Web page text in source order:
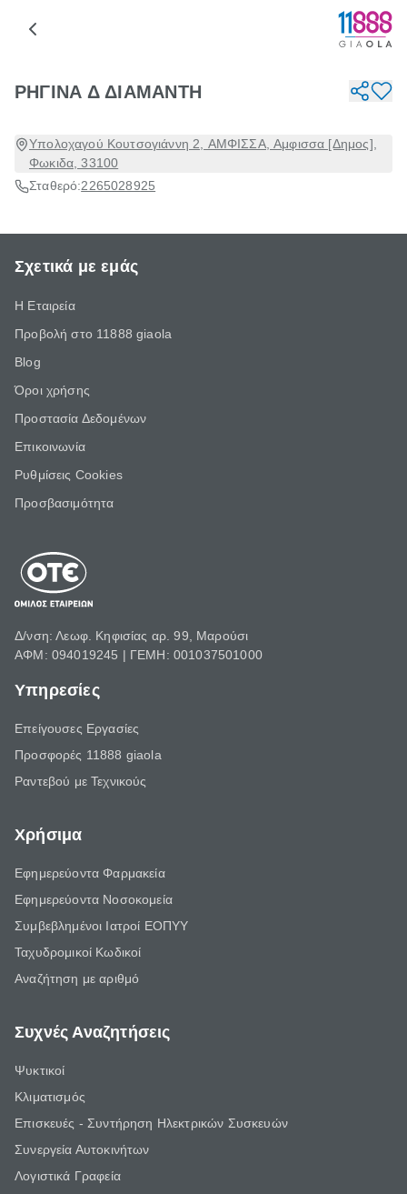
ΡΗΓΙΝΑ Δ ΔΙΑΜΑΝΤΗ
Υπολοχαγού Κουτσογιάννη 2, ΑΜΦΙΣΣΑ, Αμφισσα [Δημος],
Φωκιδα, 33100
Σταθερό:2265028925
Σχετικά με εμάς
Η Εταιρεία
Προβολή στο 11888 giaola
Blog
Όροι χρήσης
Προστασία Δεδομένων
Επικοινωνία
Ρυθμίσεις Cookies
Προσβασιμότητα
Δ/νση: Λεωφ. Κηφισίας αρ. 99, Μαρούσι
ΑΦΜ: 094019245 | ΓΕΜΗ: 001037501000
Υπηρεσίες
Επείγουσες Εργασίες
Προσφορές 11888 giaola
Ραντεβού με Τεχνικούς
Χρήσιμα
Εφημερεύοντα Φαρμακεία
Εφημερεύοντα Νοσοκομεία
Συμβεβλημένοι Ιατροί ΕΟΠΥΥ
Ταχυδρομικοί Κωδικοί
Αναζήτηση με αριθμό
Συχνές Αναζητήσεις
Ψυκτικοί
Κλιματισμός
Επισκευές - Συντήρηση Ηλεκτρικών Συσκευών
Συνεργεία Αυτοκινήτων
Λογιστικά Γραφεία